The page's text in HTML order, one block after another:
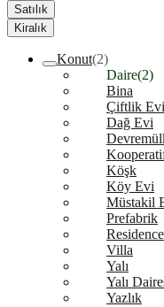
Satılık
Kiralık
Konut(2)
Daire(2)
Bina
Çiftlik Evi
Dağ Evi
Köşk
Köy Evi
Müstakil
Prefabrik
Residence
Villa
Yalı
Yalı
Yazlık